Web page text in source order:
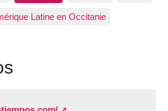
Latine en Occitanie